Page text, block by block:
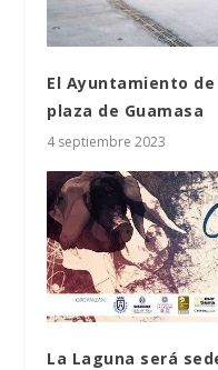
El Ayuntamiento
plaza de Guamasa
4 septiembre 2023
La Laguna será